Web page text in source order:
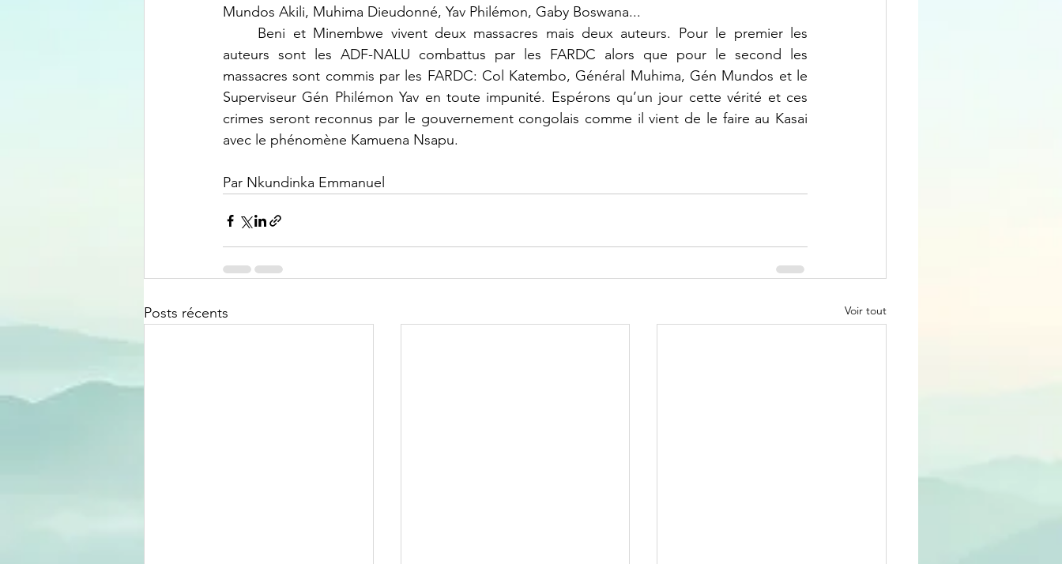
Mundos Akili, Muhima Dieudonné, Yav Philémon, Gaby Boswana...
auteurs sont les ADF-NALU combattus par les FARDC alors que pour le second les
massacres sont commis par les FARDC: Col Katembo, Général Muhima, Gén Mundos et le
Superviseur Gén Philémon Yav en toute impunité. Espérons qu’un jour cette vérité et ces
crimes seront reconnus par le gouvernement congolais comme il vient de le faire au Kasai
avec le phénomène Kamuena Nsapu.
Par Nkundinka Emmanuel
Posts récents Voir tout